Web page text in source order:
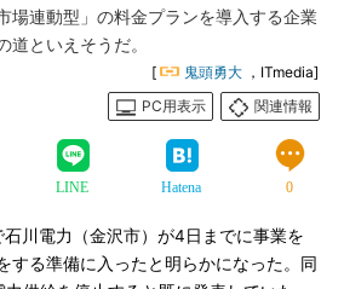
場連動型」の料金プランを導入する企業
道といえそうだ。
[ 鬼頭勇大 ，ITmedia]
PC用表示
関連情報
LINE Hatena 0
川電力（金沢市）が4日までに事業を
する準備に入ったと明らかになった。同